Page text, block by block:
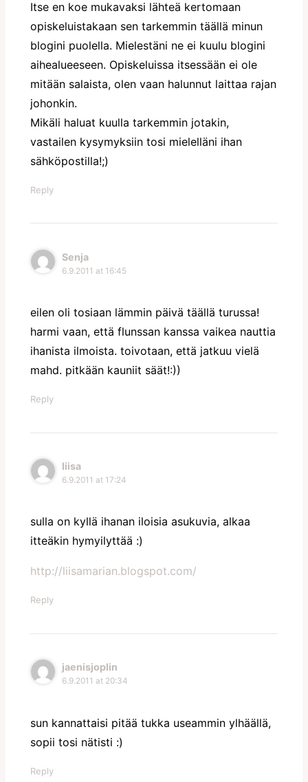
Itse en koe mukavaksi lähteä kertomaan
opiskeluistakaan sen tarkemmin täällä minun
blogini puolella. Mielestäni ne ei kuulu blogini
aihealueeseen. Opiskeluissa itsessään ei ole
mitään salaista, olen vaan halunnut laittaa rajan
johonkin.
Mikäli haluat kuulla tarkemmin jotakin,
vastailen kysymyksiin tosi mielelläni ihan
sähköpostilla!;)
Reply
Senja
6.9.2011 at 16:45
eilen oli tosiaan lämmin päivä täällä turussa!
harmi vaan, että flunssan kanssa vaikea nauttia
ihanista ilmoista. toivotaan, että jatkuu vielä
mahd. pitkään kauniit säät!:))
Reply
liisa
6.9.2011 at 17:24
sulla on kyllä ihanan iloisia asukuvia, alkaa
itteäkin hymyilyttää :)
http://liisamarian.blogspot.com/
Reply
jaenisjoplin
6.9.2011 at 20:34
sun kannattaisi pitää tukka useammin ylhäällä,
sopii tosi nätisti :)
Reply